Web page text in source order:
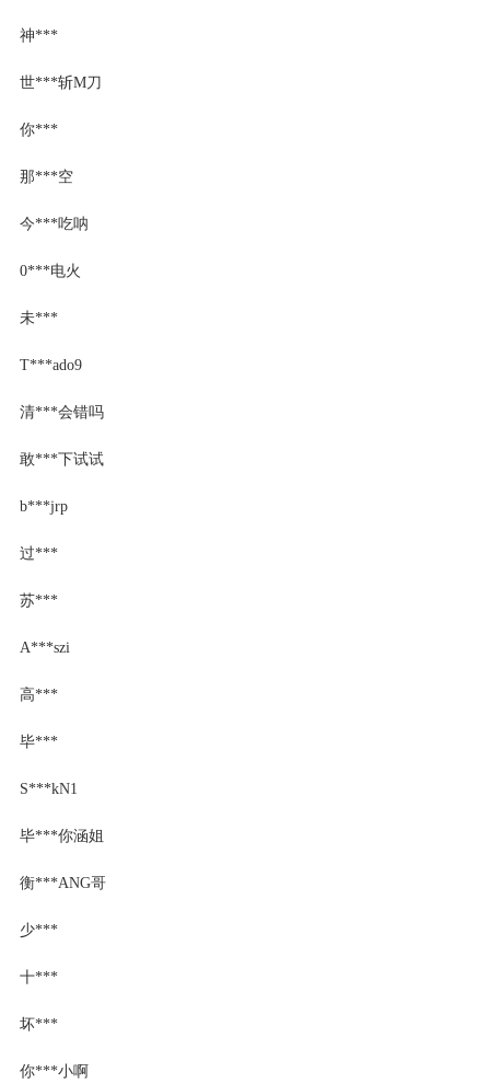
神***
世***斩M刀
你***
那***空
今***吃呐
0***电火
未***
T***ado9
清***会错吗
敢***下试试
b***jrp
过***
苏***
A***szi
高***
毕***
S***kN1
毕***你涵姐
衡***ANG哥
少***
十***
坏***
你***小啊